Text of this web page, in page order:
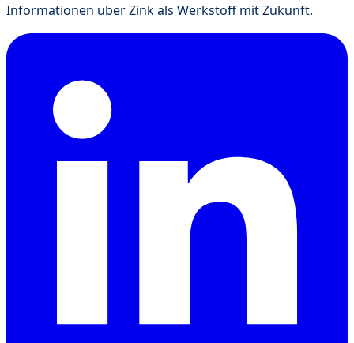
Informationen über Zink als Werkstoff mit Zukunft.